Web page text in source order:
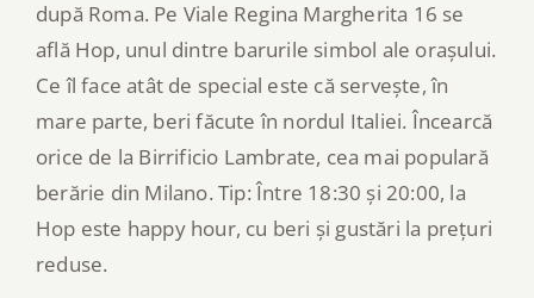
după Roma. Pe Viale Regina Margherita 16 se
află Hop, unul dintre barurile simbol ale orașului.
Ce îl face atât de special este că servește, în
mare parte, beri făcute în nordul Italiei. Încearcă
orice de la Birrificio Lambrate, cea mai populară
berărie din Milano. Tip: Între 18:30 și 20:00, la
Hop este happy hour, cu beri și gustări la prețuri
reduse.